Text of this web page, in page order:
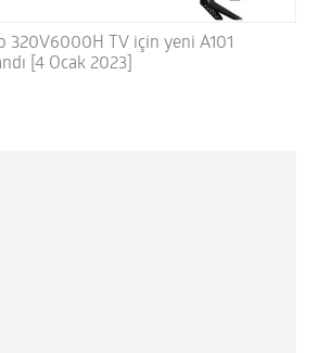
320V6000H TV için yeni A101
[4 Ocak 2023]